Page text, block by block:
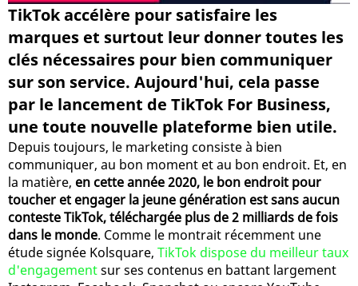
TikTok accélère pour satisfaire les
marques et surtout leur donner toutes les
clés nécessaires pour bien communiquer
sur son service. Aujourd'hui, cela passe
par le lancement de TikTok For Business,
une toute nouvelle plateforme bien utile.
Depuis toujours, le marketing consiste à bien
communiquer, au bon moment et au bon endroit. Et, en
la matière, en cette année 2020, le bon endroit pour
toucher et engager la jeune génération est sans aucun
conteste TikTok, téléchargée plus de 2 milliards de fois
dans le monde. Comme le montrait récemment une
étude signée Kolsquare, TikTok dispose du meilleur taux
d'engagementsur ses contenus en battant largement